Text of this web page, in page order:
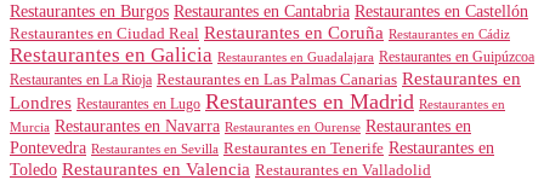
Restaurantes en Burgos Restaurantes en Cantabria Restaurantes en Castellón
Restaurantes en Ciudad Real Restaurantes en Coruña Restaurantes en Cádiz
Restaurantes en Galicia Restaurantes en Guadalajara Restaurantes en Guipúzcoa
Restaurantes en La Rioja Restaurantes en Las Palmas Canarias Restaurantes en
Londres Restaurantes en Lugo Restaurantes en Madrid Restaurantes en
Murcia Restaurantes en Navarra Restaurantes en Ourense Restaurantes en
Pontevedra Restaurantes en Sevilla Restaurantes en Tenerife Restaurantes en
Toledo Restaurantes en Valencia Restaurantes en Valladolid